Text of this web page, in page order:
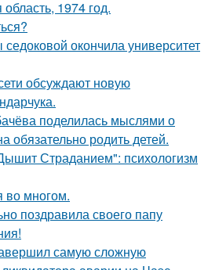
1974 год.
окончила университет
обсуждают новую
поделилась мыслями о
родить детей.
Страданием": психологизм
во многом.
поздравила своего папу
самую сложную